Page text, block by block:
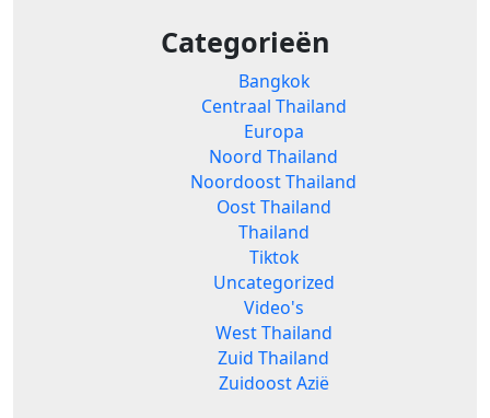
Categorieën
Bangkok
Centraal Thailand
Europa
Noord Thailand
Noordoost Thailand
Oost Thailand
Thailand
Tiktok
Uncategorized
Video's
West Thailand
Zuid Thailand
Zuidoost Azië